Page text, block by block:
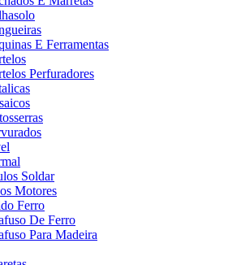
E Ferramentas
Perfuradores
Soldar
Motores
Ferro
De Ferro
Para Madeira